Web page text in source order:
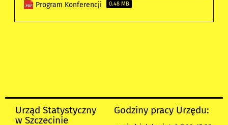
Program Konferencji 0.48 MB
Urząd Statystyczny
w Szczecinie
Godziny pracy Urzędu: